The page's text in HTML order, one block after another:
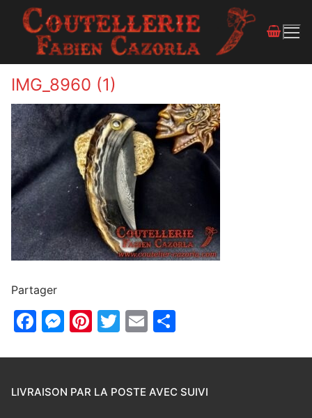
IMG_8960 (1)
Partager
Facebook
Messenger
Pinterest
Twitter
Email
LIVRAISON PAR LA POSTE AVEC SUIVI